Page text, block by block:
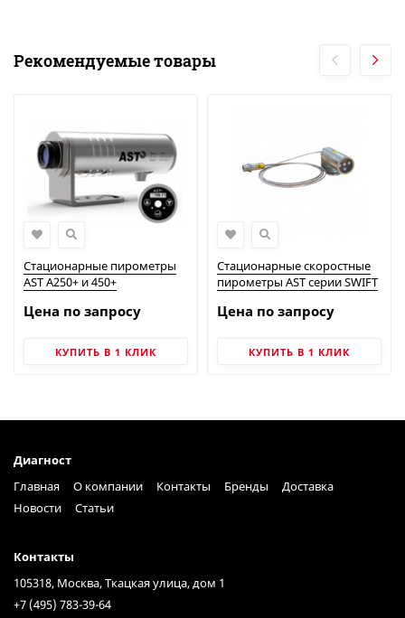
Рекомендуемые товары
Стационарные пирометры
AST A250+ и 450+
Цена по запросу
КУПИТЬ В 1 КЛИК
Стационарные скоростные
пирометры AST серии SWIFT
Цена по запросу
КУПИТЬ В 1 КЛИК
Диагност
Главная
О компании Контакты Бренды
Доставка
Новости
Статьи
Контакты
105318, Москва, Ткацкая улица, дом 1
+7 (495) 783-39-64